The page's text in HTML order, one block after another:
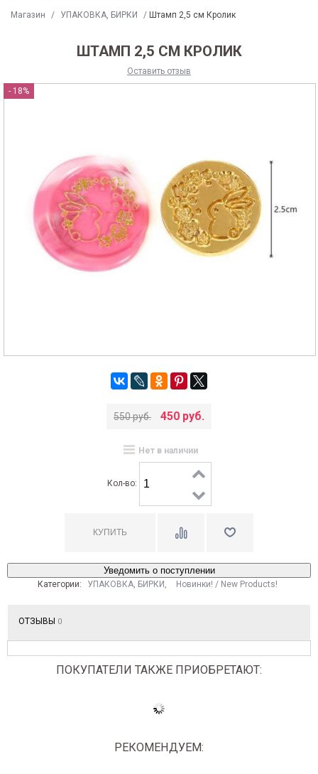
Магазин / УПАКОВКА, БИРКИ / Штамп 2,5 см Кролик
ШТАМП 2,5 СМ КРОЛИК
Оставить отзыв
- 18%
550 руб. 450 руб.
Нет в наличии
Кол-во:
Уведомить о поступлении
Категории: УПАКОВКА, БИРКИ , Новинки! / New Products!
ОТЗЫВЫ 0
ПОКУПАТЕЛИ ТАКЖЕ ПРИОБРЕТАЮТ:
РЕКОМЕНДУЕМ: